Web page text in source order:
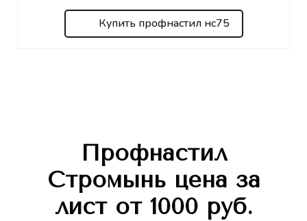
Купить профнастил нс75
Профнастил
Стромынь цена за
лист от 1000 руб.